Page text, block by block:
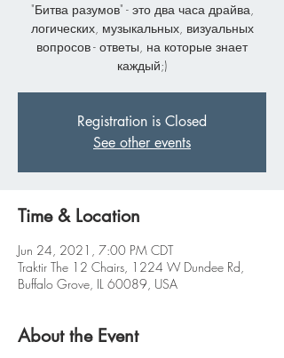
"Битва разумов" - это два часа драйва,
логических, музыкальных, визуальных
вопросов - ответы, на которые знает
каждый;)
Registration is Closed
See other events
Time & Location
Jun 24, 2021, 7:00 PM CDT
Traktir The 12 Chairs, 1224 W Dundee Rd,
Buffalo Grove, IL 60089, USA
About the Event